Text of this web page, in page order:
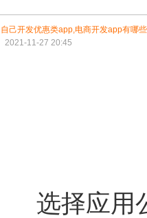
自己开发优惠类app,电商开发app有哪些
2021-11-27 20:45
选择应用